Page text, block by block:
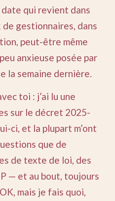
qui revient dans
gestionnaires, dans
peut-être même
anxieuse posée par
la semaine dernière.
toi : j’ai lu une
sur le décret 2025-
ci, et la plupart m’ont
que de
de texte de loi, des
— et au bout, toujours
mais je fais quoi,